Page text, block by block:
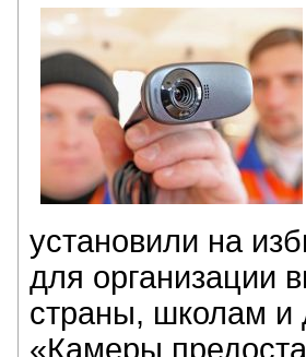
установили на
для организации
страны, школам и
«Камеры